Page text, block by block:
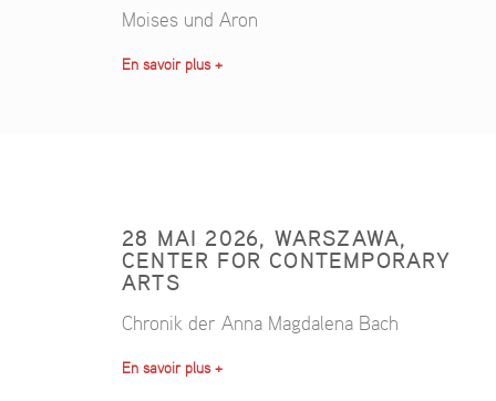
Moises und Aron
En savoir plus +
28 MAI 2026, WARSZAWA,
CENTER FOR CONTEMPORARY
ARTS
Chronik der Anna Magdalena Bach
En savoir plus +